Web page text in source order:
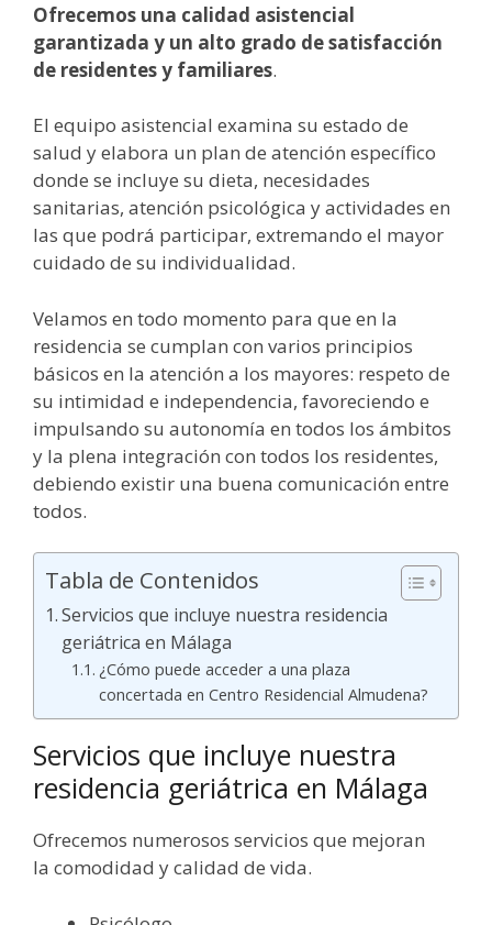
Ofrecemos una calidad asistencial
garantizada y un alto grado de satisfacción
de residentes y familiares.
El equipo asistencial examina su estado de
salud y elabora un plan de atención específico
donde se incluye su dieta, necesidades
sanitarias, atención psicológica y actividades en
las que podrá participar, extremando el mayor
cuidado de su individualidad.
Velamos en todo momento para que en la
residencia se cumplan con varios principios
básicos en la atención a los mayores: respeto de
su intimidad e independencia, favoreciendo e
impulsando su autonomía en todos los ámbitos
y la plena integración con todos los residentes,
debiendo existir una buena comunicación entre
todos.
Tabla de Contenidos
Servicios que incluye nuestra residencia
geriátrica en Málaga
¿Cómo puede acceder a una plaza
concertada en Centro Residencial Almudena?
Servicios que incluye nuestra
residencia geriátrica en Málaga
Ofrecemos numerosos servicios que mejoran
la comodidad y calidad de vida.